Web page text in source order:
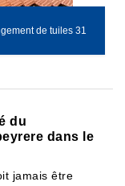
de tuiles 31
du
dans le
jamais être